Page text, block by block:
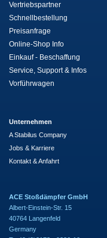
Vertriebspartner
Schnellbestellung
Preisanfrage
Online-Shop Info
Einkauf - Beschaffung
Service, Support & Infos
Vorführwagen
Unternehmen
A Stabilus Company
Jobs & Karriere
Kontakt & Anfahrt
ACE Stoßdämpfer GmbH
Albert-Einstein-Str. 15
40764 Langenfeld
Germany